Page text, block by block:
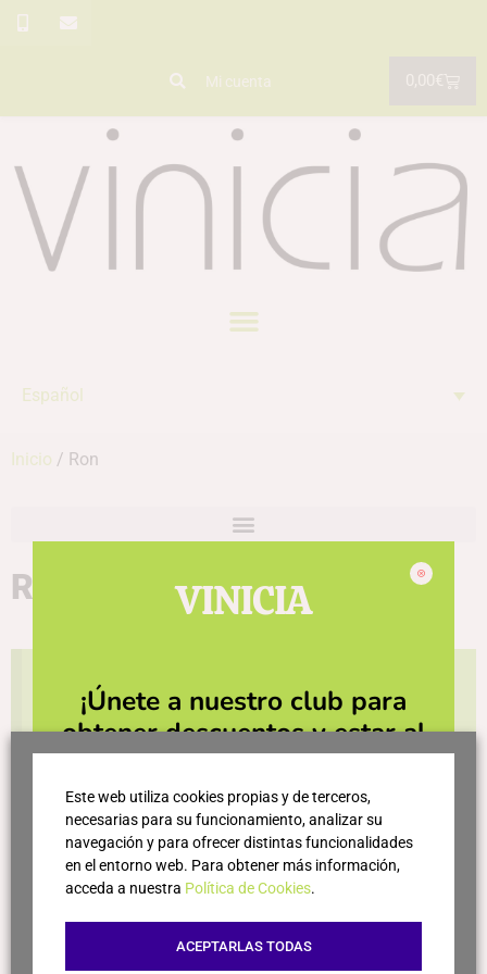
Mi cuenta
Español
Inicio / Ron
Ron
no estarán disponibles durante los próximos días.
Gracias por tu paciencia y sentimos cualquier
inconveniente.
Este web utiliza cookies propias y de terceros,
necesarias para su funcionamiento, analizar su
navegación y para ofrecer distintas funcionalidades
en el entorno web. Para obtener más información,
acceda a nuestra Política de Cookies.
ACEPTARLAS TODAS
VINICIA
¡Únete a nuestro club para
obtener descuentos y estar al
día de las últimas novedades!